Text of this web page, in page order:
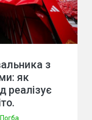
з
як
реалізує